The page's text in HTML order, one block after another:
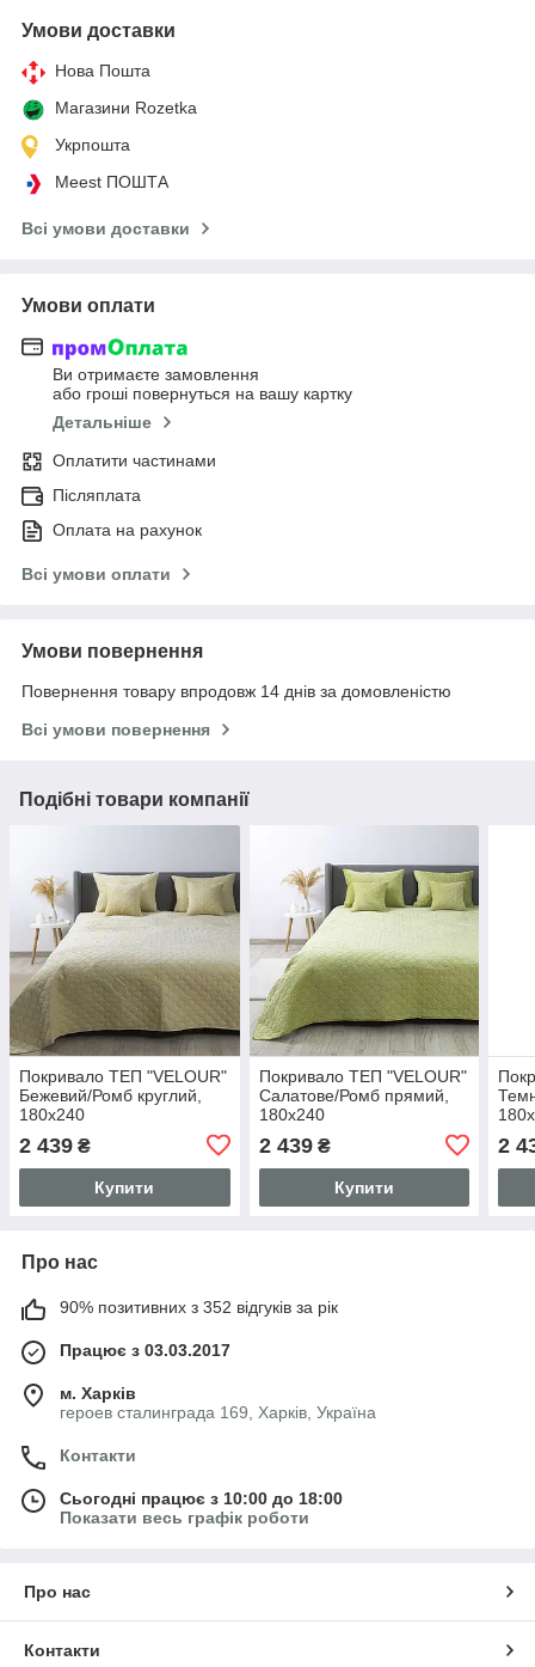
Умови доставки
Нова Пошта
Магазини Rozetka
Укрпошта
Meest ПОШТА
Всі умови доставки
Умови оплати
Ви отримаєте замовлення
або гроші повернуться на вашу картку
Детальніше
Оплатити частинами
Післяплата
Оплата на рахунок
Всі умови оплати
Умови повернення
Повернення товару впродовж 14 днів за домовленістю
Всі умови повернення
Подібні товари компанії
Покривало ТЕП "VELOUR"
Бежевий/Ромб круглий,
180x240
2 439 ₴
Купити
Покривало ТЕП "VELOUR"
Салатове/Ромб прямий,
180x240
2 439₴
Купити
2
Про нас
90% позитивних з 352 відгуків за рік
Працює з 03.03.2017
м. Харків
героев сталинграда 169, Харків, Україна
Контакти
Сьогодні працює з 10:00 до 18:00
Показати весь графік роботи
Про нас
Контакти